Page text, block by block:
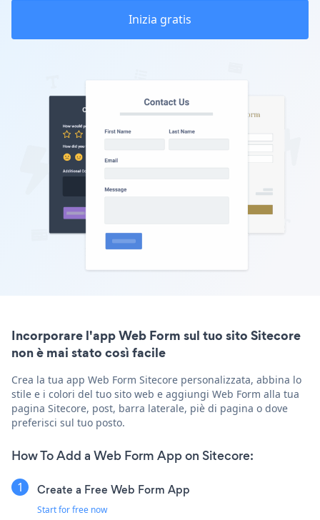
Inizia gratis
Incorporare l'app Web Form sul tuo sito Sitecore
non è mai stato così facile
Crea la tua app Web Form Sitecore personalizzata, abbina lo
stile e i colori del tuo sito web e aggiungi Web Form alla tua
pagina Sitecore, post, barra laterale, piè di pagina o dove
preferisci sul tuo posto.
How To Add a Web Form App on Sitecore:
Create a Free Web Form App
Start for free now